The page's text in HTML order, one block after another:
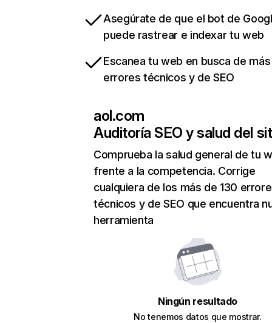
Asegúrate de que el bot de
puede rastrear e indexar tu web
Escanea tu web en busca de
errores técnicos y de SEO
aol.com
Auditoría SEO y salud del
Comprueba la salud general de tu
frente a la competencia. Corrige
cualquiera de los más de 130
técnicos y de SEO que encuentra
herramienta
Ningún resultado
No tenemos datos que mostrar.